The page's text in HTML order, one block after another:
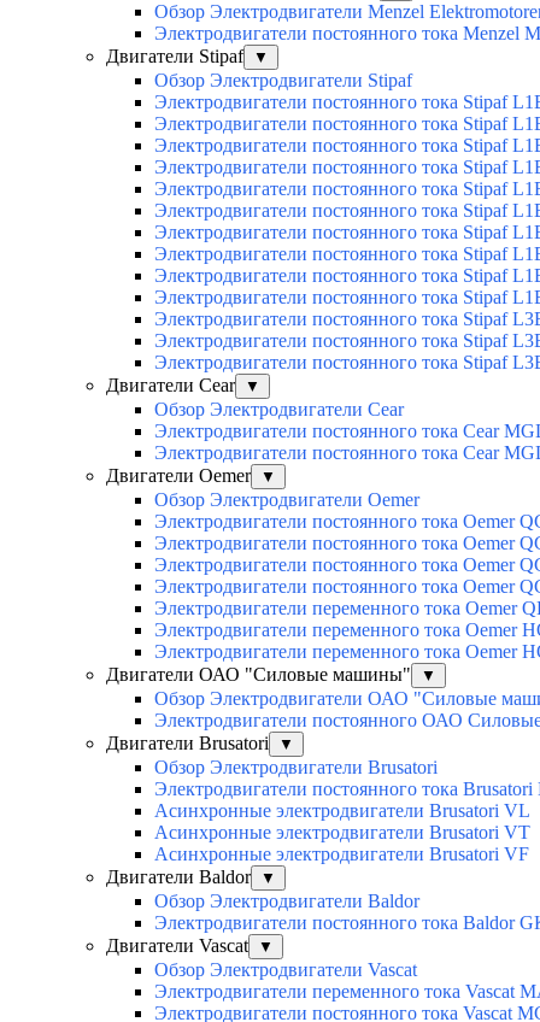
Обзор Электродвигатели Menzel
Электродвигатели постоянного тока Menzel
Двигатели Stipaf
▼
Обзор Электродвигатели Stipaf
Электродвигатели постоянного тока Stipaf
Электродвигатели постоянного тока Stipaf
Электродвигатели постоянного тока Stipaf
Электродвигатели постоянного тока Stipaf
Электродвигатели постоянного тока Stipaf
Электродвигатели постоянного тока Stipaf
Электродвигатели постоянного тока Stipaf
Электродвигатели постоянного тока Stipaf
Электродвигатели постоянного тока Stipaf
Электродвигатели постоянного тока Stipaf
Электродвигатели постоянного тока Stipaf
Электродвигатели постоянного тока Stipaf
Электродвигатели постоянного тока Stipaf
Двигатели Cear
▼
Обзор Электродвигатели Cear
Электродвигатели постоянного тока Cear
Электродвигатели постоянного тока Cear
Двигатели Oemer
▼
Обзор Электродвигатели Oemer
Электродвигатели постоянного тока Oemer
Электродвигатели постоянного тока Oemer
Электродвигатели постоянного тока Oemer
Электродвигатели постоянного тока Oemer
Электродвигатели переменного тока Oemer
Электродвигатели переменного тока Oemer
Электродвигатели переменного тока Oemer
Двигатели ОАО "Силовые машины"
▼
Обзор Электродвигатели ОАО "Силовые
Электродвигатели постоянного ОАО
Двигатели Brusatori
▼
Обзор Электродвигатели Brusatori
Электродвигатели постоянного тока
Асинхронные электродвигатели Brusatori VL
Асинхронные электродвигатели Brusatori VT
Асинхронные электродвигатели Brusatori VF
Двигатели Baldor
▼
Обзор Электродвигатели Baldor
Электродвигатели постоянного тока Baldor
Двигатели Vascat
▼
Обзор Электродвигатели Vascat
Электродвигатели переменного тока Vascat
Электродвигатели постоянного тока Vascat